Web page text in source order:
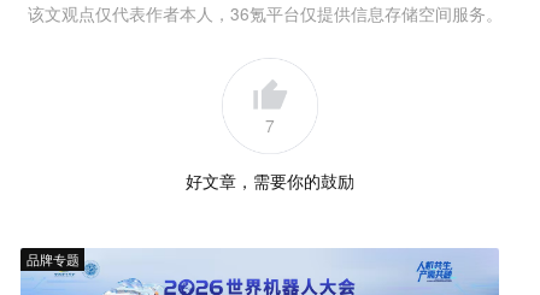
该文观点仅代表作者本人，36氪平台仅提供信息存储空间服务。
7
好文章，需要你的鼓励
品牌专题